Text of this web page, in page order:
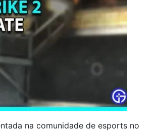
na comunidade de esports no